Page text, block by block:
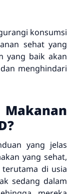
konsumsi
sehat yang
yang baik akan
menghindari
yang jelas
yang sehat,
di usia
sedang dalam